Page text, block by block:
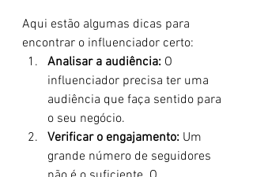
Aqui estão algumas dicas para
encontrar o influenciador certo:
Analisar a audiência: O
influenciador precisa ter uma
audiência que faça sentido para
o seu negócio.
Verificar o engajamento: Um
grande número de seguidores